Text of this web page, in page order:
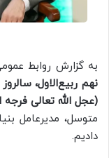
به گزارش روابط
نهم ربیع‌الاول،
(عجل الله تعالی
متوسل، مدیرعامل
دادیم.